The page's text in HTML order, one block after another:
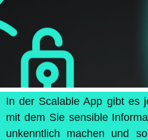
In der Scalable App gibt es
mit dem Sie sensible
unkenntlich machen und